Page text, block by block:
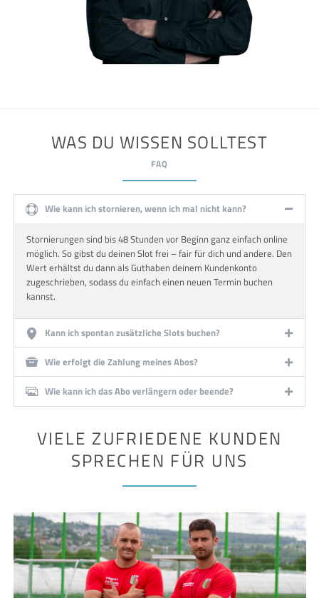
WAS DU WISSEN SOLLTEST
FAQ
Wie kann ich stornieren, wenn ich mal nicht kann?
Stornierungen sind bis 48 Stunden vor Beginn ganz einfach online
möglich. So gibst du deinen Slot frei – fair für dich und andere. Den
Wert erhältst du dann als Guthaben deinem Kundenkonto
zugeschrieben, sodass du einfach einen neuen Termin buchen
kannst.
Kann ich spontan zusätzliche Slots buchen?
Wie erfolgt die Zahlung meines Abos?
Wie kann ich das Abo verlängern oder beende?
VIELE ZUFRIEDENE KUNDEN
SPRECHEN FÜR UNS